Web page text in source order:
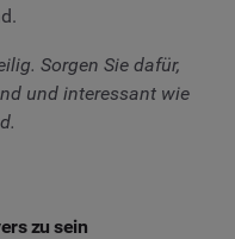
Sorgen Sie dafür,
und interessant wie
zu sein